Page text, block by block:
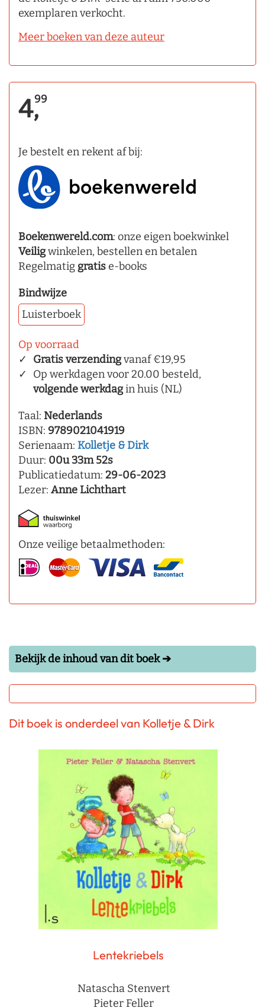
exemplaren verkocht.
Meer boeken van deze auteur
4,99
Je bestelt en rekent af bij:
Boekenwereld.com: onze eigen boekwinkel
Veiligwinkelen, bestellen en betalen
Regelmatig gratise-books
Bindwijze
Luisterboek
Op voorraad
Gratis verzendingvanaf €19,95
Op werkdagen voor 20.00 besteld,
volgende werkdagin huis (NL)
Taal: Nederlands
ISBN: 9789021041919
Serienaam: Kolletje & Dirk
Duur: 00u 33m 52s
Publicatiedatum: 29-06-2023
Lezer: Anne Lichthart
Onze veilige betaalmethoden:
Bekijk de inhoud van dit boek ➔
Dit boek is onderdeel van Kolletje & Dirk
Lentekriebels
Natascha Stenvert
Pieter Feller